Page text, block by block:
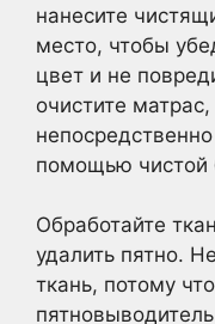
нанесите
место, чтобы
цвет и не
очистите
помощью чистой
Обработайте
удалить пятно.
ткань, потому